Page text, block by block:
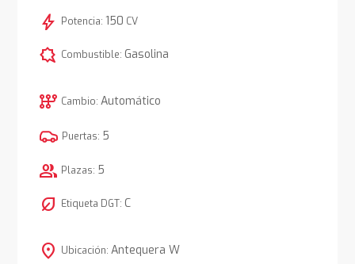
bolt Potencia: 150 CV
comic_bubble Combustible: Gasolina
auto_transmission Cambio: Automático
Puertas: 5
group Plazas: 5
nest_eco_leaf Etiqueta DGT: C
location_on Ubicación: Antequera W